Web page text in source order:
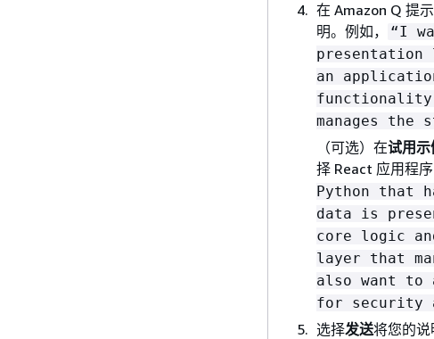
在 Amazon Q 提
明。例如，
“I
presentation
an
manages
（可选）在试用示
择 React 应用程
Python that
data is
core logic
layer that
also want to
for security
选择发送将您的